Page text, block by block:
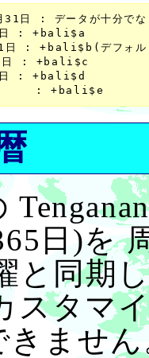
: データが十分でな
日 : +bali$a
日 : +bali$b(デフォ
日 : +bali$c
日 : +bali$d
日)を
と同期
スタマ
きませ